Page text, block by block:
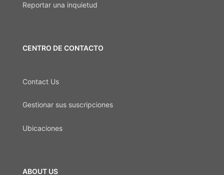
Reportar una inquietud
CENTRO DE CONTACTO
Contact Us
Gestionar sus suscripciones
Ubicaciones
ABOUT US